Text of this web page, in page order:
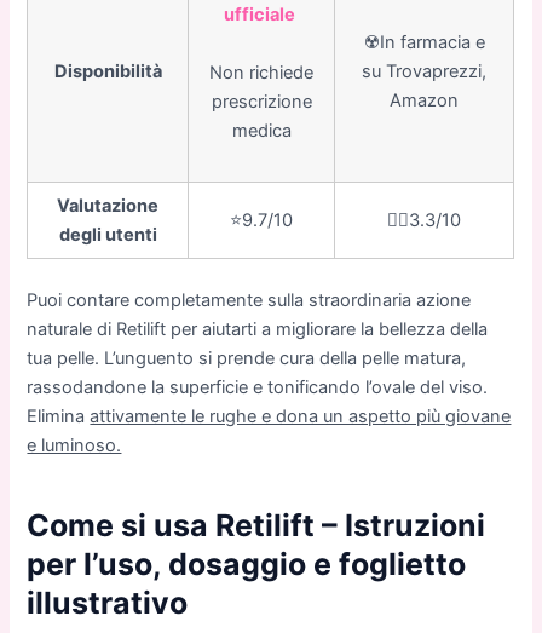
Disponibilità
ufficiale
Non richiede
prescrizione
medica
☢️In farmacia e
su Trovaprezzi,
Amazon
Valutazione
degli utenti
⭐️9.7/10 👎🏼3.3/10
Puoi contare completamente sulla straordinaria azione
naturale di Retilift per aiutarti a migliorare la bellezza della
tua pelle. L’unguento si prende cura della pelle matura,
rassodandone la superficie e tonificando l’ovale del viso.
Eliminaattivamente le rughe e dona un aspetto più giovane
e luminoso.
Come si usa Retilift – Istruzioni
per l’uso, dosaggio e foglietto
illustrativo